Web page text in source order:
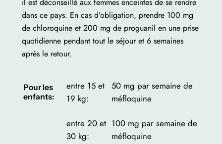
dans ce pays. En cas d’obligation, prendre 100 mg
de chloroquine et 200 mg de proguanil en une prise
quotidienne pendant tout le séjour et 6 semaines
après le retour.
Pour les
enfants:
entre 15 et
19 kg:
50 mg par semaine de
méfloquine
entre 20 et
30 kg:
100 mg par semaine de
méfloquine